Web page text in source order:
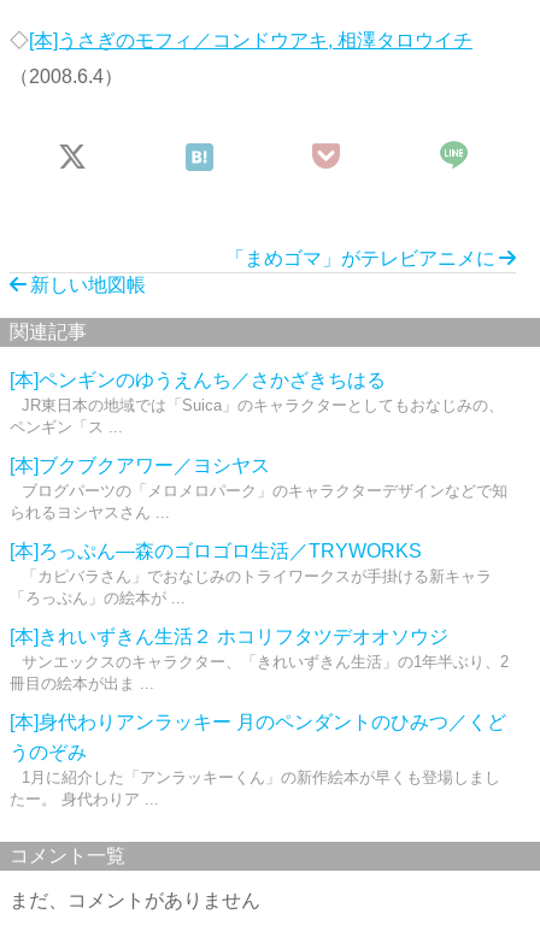
◇[本]うさぎのモフィ／コンドウアキ, 相澤タロウイチ
（2008.6.4）
「まめゴマ」がテレビアニメに
新しい地図帳
関連記事
[本]ペンギンのゆうえんち／さかざきちはる
JR東日本の地域では「Suica」のキャラクターとしてもおなじみの、
ペンギン「ス ...
[本]ブクブクアワー／ヨシヤス
ブログパーツの「メロメロパーク」のキャラクターデザインなどで知
られるヨシヤスさん ...
[本]ろっぷん―森のゴロゴロ生活／TRYWORKS
「カピバラさん」でおなじみのトライワークスが手掛ける新キャラ
「ろっぷん」の絵本が ...
[本]きれいずきん生活２ ホコリフタツデオオソウジ
サンエックスのキャラクター、「きれいずきん生活」の1年半ぶり、2
冊目の絵本が出ま ...
[本]身代わりアンラッキー 月のペンダントのひみつ／くど
うのぞみ
1月に紹介した「アンラッキーくん」の新作絵本が早くも登場しまし
たー。 身代わりア ...
コメント一覧
まだ、コメントがありません